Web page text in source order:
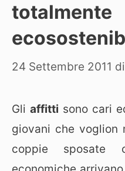
totalmente
24 Settembre 2011 di
Gli affitti sono cari
giovani che voglion
coppie sposate